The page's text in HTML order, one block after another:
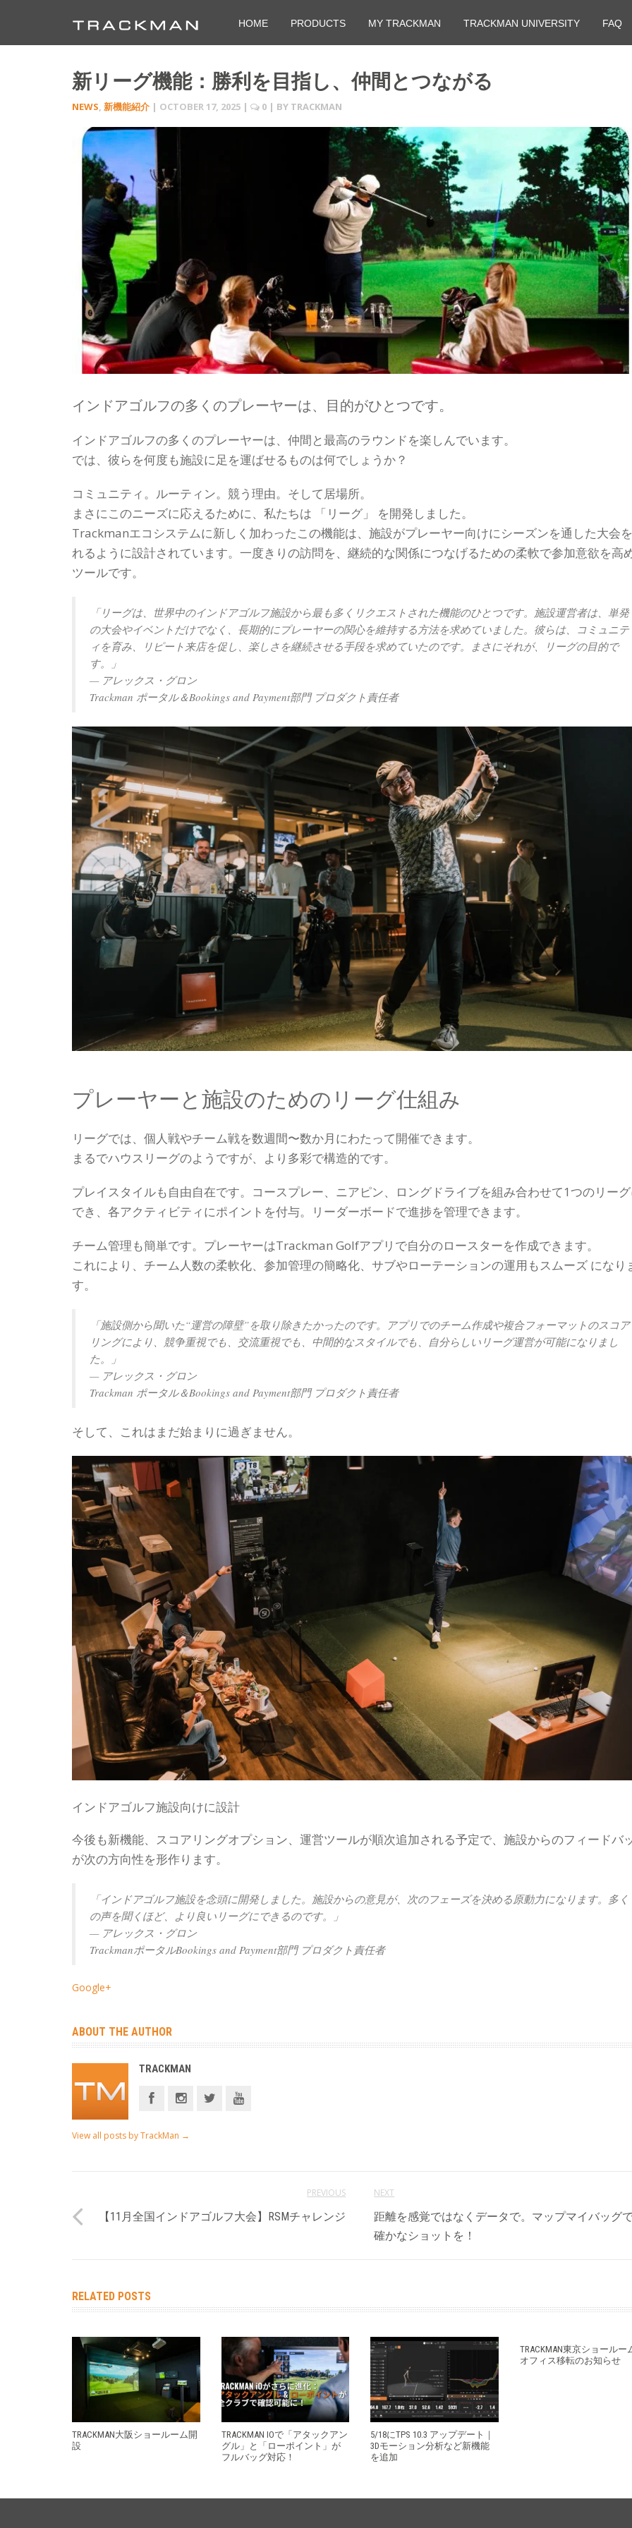
HOME PRODUCTS MY TRACKMAN TRACKMAN UNIVERSITY FAQ
新リーグ機能：勝利を目指し、仲間とつながる
NEWS, 新機能紹介 | OCTOBER 17, 2025 | 0 | BY TRACKMAN
インドアゴルフの多くのプレーヤーは、目的がひとつです。
インドアゴルフの多くのプレーヤーは、仲間と最高のラウンドを楽しんでいます。
では、彼らを何度も施設に足を運ばせるものは何でしょうか？
コミュニティ。ルーティン。競う理由。そして居場所。
まさにこのニーズに応えるために、私たちは 「リーグ」 を開発しました。
Trackmanエコシステムに新しく加わったこの機能は、施設がプレーヤー向けにシーズンを通した大会
れるように設計されています。一度きりの訪問を、継続的な関係につなげるための柔軟で参加意欲を高
ツールです。
「リーグは、世界中のインドアゴルフ施設から最も多くリクエストされた機能のひとつです。施設運営者は、単発
の大会やイベントだけでなく、長期的にプレーヤーの関心を維持する方法を求めていました。彼らは、コミュニテ
ィを育み、リピート来店を促し、楽しさを継続させる手段を求めていたのです。まさにそれが、リーグの目的で
す。」
— アレックス・グロン
Trackman ポータル＆Bookings and Payment部門 プロダクト責任者
プレーヤーと施設のためのリーグ仕組み
リーグでは、個人戦やチーム戦を数週間〜数か月にわたって開催できます。
まるでハウスリーグのようですが、より多彩で構造的です。
プレイスタイルも自由自在です。コースプレー、ニアピン、ロングドライブを組み合わせて1つのリー
でき、各アクティビティにポイントを付与。リーダーボードで進捗を管理できます。
チーム管理も簡単です。プレーヤーはTrackman Golfアプリで自分のロースターを作成できます。
これにより、チーム人数の柔軟化、参加管理の簡略化、サブやローテーションの運用もスムーズ になり
す。
「施設側から聞いた“運営の障壁”を取り除きたかったのです。アプリでのチーム作成や複合フォーマットのスコア
リングにより、競争重視でも、交流重視でも、中間的なスタイルでも、自分らしいリーグ運営が可能になりまし
た。」
— アレックス・グロン
Trackman ポータル＆Bookings and Payment部門 プロダクト責任者
そして、これはまだ始まりに過ぎません。
インドアゴルフ施設向けに設計
今後も新機能、スコアリングオプション、運営ツールが順次追加される予定で、施設からのフィードバ
が次の方向性を形作ります。
「インドアゴルフ施設を念頭に開発しました。施設からの意見が、次のフェーズを決める原動力になります。多く
の声を聞くほど、より良いリーグにできるのです。」
— アレックス・グロン
TrackmanポータルBookings and Payment部門 プロダクト責任者
Google+
ABOUT THE AUTHOR
TRACKMAN
View all posts by TrackMan →
PREVIOUS
【11月全国インドアゴルフ大会】RSMチャレンジ
NEXT
距離を感覚ではなくデータで。マップマイバッグ
確かなショットを！
RELATED POSTS
TRACKMAN大阪ショールーム開
設
TRACKMAN IOで「アタックアン
グル」と「ローポイント」が
フルバッグ対応！
5/18にTPS 10.3 アップデート｜
3Dモーション分析など新機能
を追加
TRACKMAN東京ショールー
オフィス移転のお知らせ